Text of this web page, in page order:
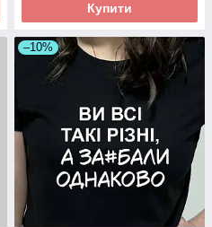
Купити
–10%